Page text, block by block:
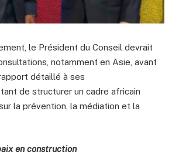
le Président du Conseil devrait
notamment en Asie, avant
détaillé à ses
de structurer un cadre africain
la prévention, la médiation et la
en construction